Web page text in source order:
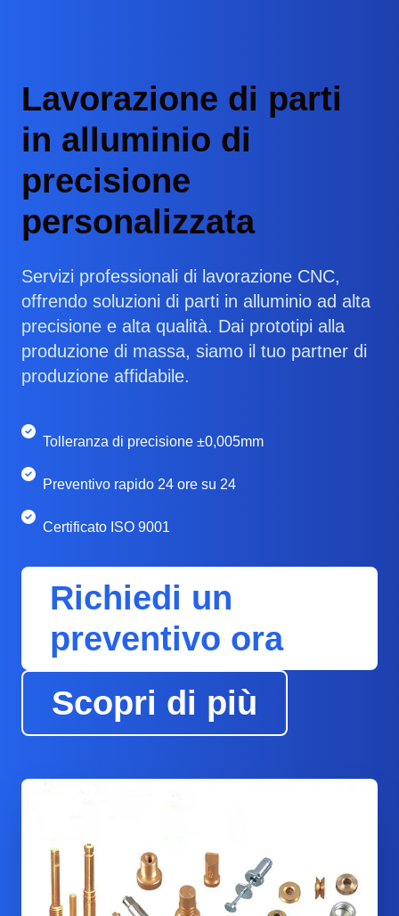
Lavorazione di parti
in alluminio di
precisione
personalizzata
Servizi professionali di lavorazione CNC,
offrendo soluzioni di parti in alluminio ad alta
precisione e alta qualità. Dai prototipi alla
produzione di massa, siamo il tuo partner di
produzione affidabile.
Tolleranza di precisione ±0,005mm
Preventivo rapido 24 ore su 24
Certificato ISO 9001
Richiedi un
preventivo ora
Scopri di più